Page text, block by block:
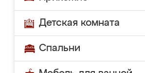
Детская комната
Спальни